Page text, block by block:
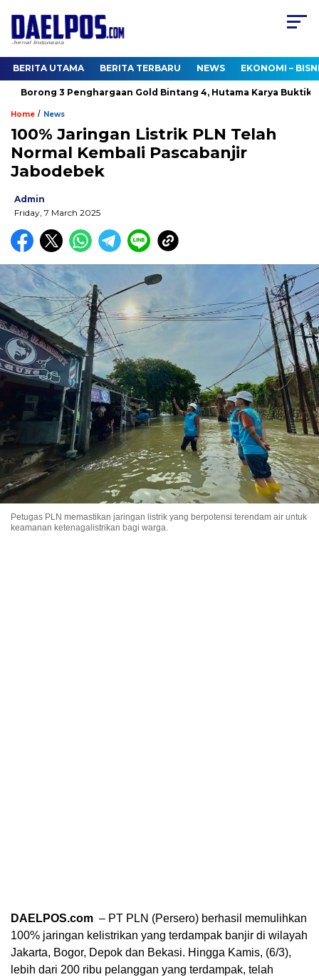
BERITA UTAMA BERITA TERBARU NEWS EKONOMI –
Borong 3 Penghargaan Gold Bintang 4, Hutama Karya Buktikan
Home / News
100% Jaringan Listrik PLN Telah
Normal Kembali Pascabanjir
Jabodebek
Admin
Friday, 7 March 2025
Petugas PLN memastikan jaringan listrik yang berpotensi terendam air untuk
keamanan ketenagalistrikan bagi warga.
DAELPOS.com – PT PLN (Persero) berhasil memulihkan
100% jaringan kelistrikan yang terdampak banjir di wilayah
Jakarta, Bogor, Depok dan Bekasi. Hingga Kamis, (6/3),
lebih dari 200 ribu pelanggan yang terdampak, telah